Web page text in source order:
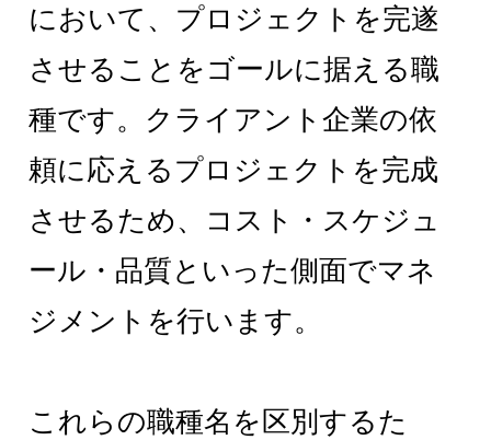
において、プロジェクトを完遂
させることをゴールに据える職
種です。クライアント企業の依
頼に応えるプロジェクトを完成
させるため、コスト・スケジュ
ール・品質といった側面でマネ
ジメントを行います。
これらの職種名を区別するた